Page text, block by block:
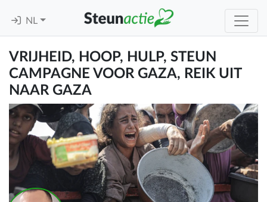
NL
VRIJHEID, HOOP, HULP, STEUN
CAMPAGNE VOOR GAZA, REIK UIT
NAAR GAZA